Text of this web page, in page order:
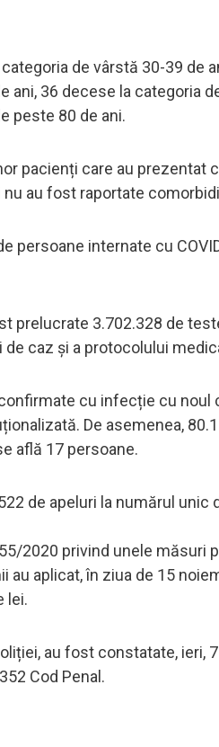
de vârstă 30-39 de
ani, 36 decese la categoria
peste 80 de ani.
pacienți care au prezentat
au fost raportate
persoane internate cu
prelucrate 3.702.328 de
caz și a protocolului
cu infecție cu
De asemenea,
află 17 persoane.
de apeluri la numărul unic
2020 privind unele
au aplicat, în ziua de 15
lei.
au fost constatate,
Cod Penal.